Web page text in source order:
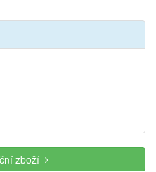
zboží